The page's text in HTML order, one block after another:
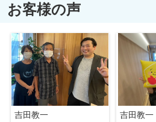
お客様の声
吉田教一 吉田教一